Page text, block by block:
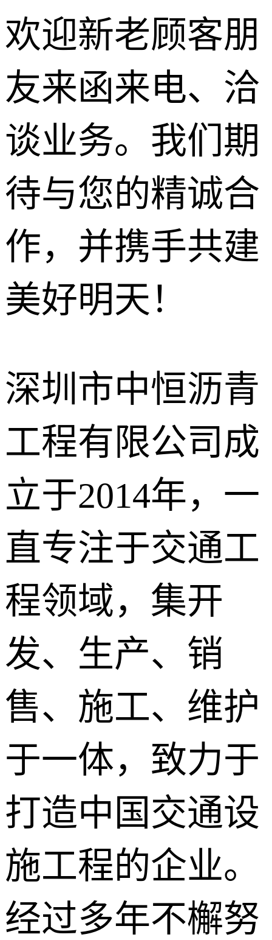
欢迎新老顾客朋
友来函来电、洽
谈业务。我们期
待与您的精诚合
作，并携手共建
美好明天！
深圳市中恒沥青
工程有限公司成
立于2014年，一
直专注于交通工
程领域，集开
发、生产、销
售、施工、维护
于一体，致力于
打造中国交通设
施工程的企业。
经过多年不檞努
路面沥青
柏油马路
沥青道路
沥青修补
彩色沥青
沥青冷补料